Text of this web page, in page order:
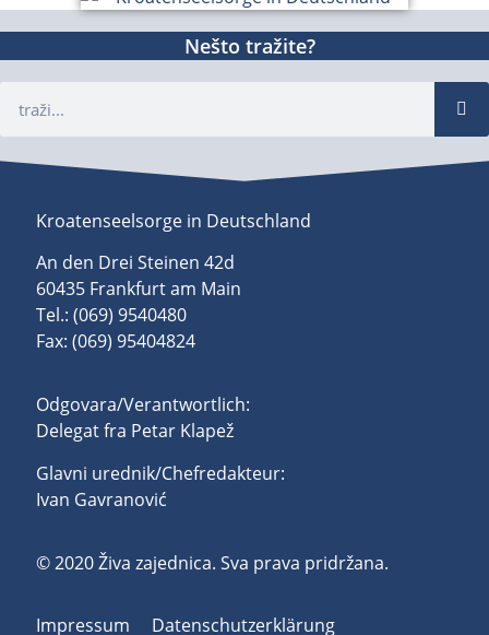
Nešto tražite?
Kroatenseelsorge in Deutschland
An den Drei Steinen 42d
60435 Frankfurt am Main
Tel.: (069) 9540480
Fax: (069) 95404824
Odgovara/Verantwortlich:
Delegat fra Petar Klapež
Glavni urednik/Chefredakteur:
Ivan Gavranović
© 2020 Živa zajednica. Sva prava pridržana.
Impressum
Datenschutzerklärung